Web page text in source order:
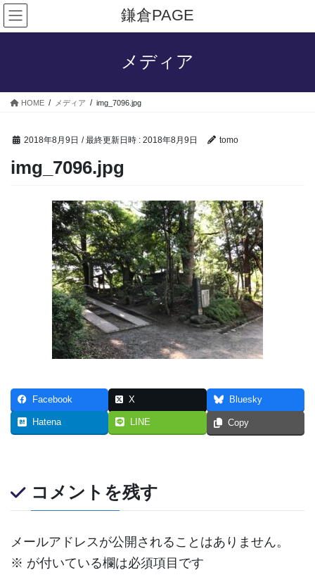
コ
ン
テ
ス
ナ
ビ
ゲ
ン
鎌倉PAGE
メディア
HOME メディア img_7096.jpg
2018年8月9日 / 最終更新日時 : 2018年8月9日 tomo
img_7096.jpg
Facebook X Bluesky
Hatena LINE Copy
コメントを残す
メールアドレスが公開されることはありません。
※ が付いている欄は必須項目です